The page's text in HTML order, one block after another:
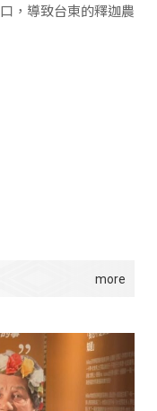
，導致台東的釋迦農